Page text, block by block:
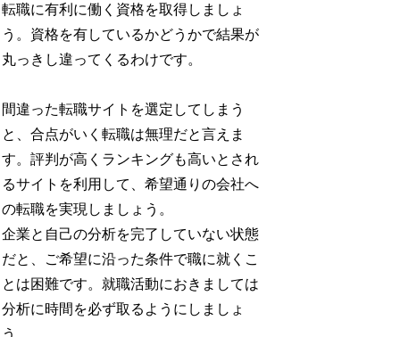
転職に有利に働く資格を取得しましょ
う。資格を有しているかどうかで結果が
丸っきし違ってくるわけです。
間違った転職サイトを選定してしまう
と、合点がいく転職は無理だと言えま
す。評判が高くランキングも高いとされ
るサイトを利用して、希望通りの会社へ
の転職を実現しましょう。
企業と自己の分析を完了していない状態
だと、ご希望に沿った条件で職に就くこ
とは困難です。就職活動におきましては
分析に時間を必ず取るようにしましょ